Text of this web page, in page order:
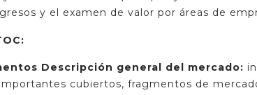
y el examen de valor por áreas de
Descripción general del mercado:
cubiertos, fragmentos de